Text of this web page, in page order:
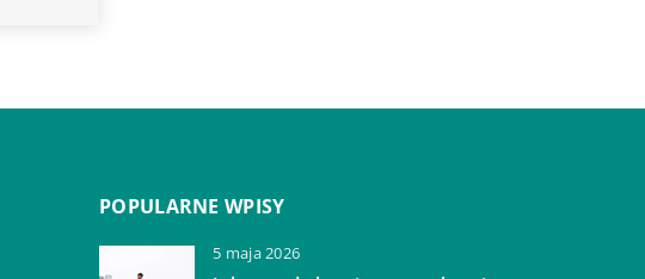
POPULARNE WPISY
5 maja 2026